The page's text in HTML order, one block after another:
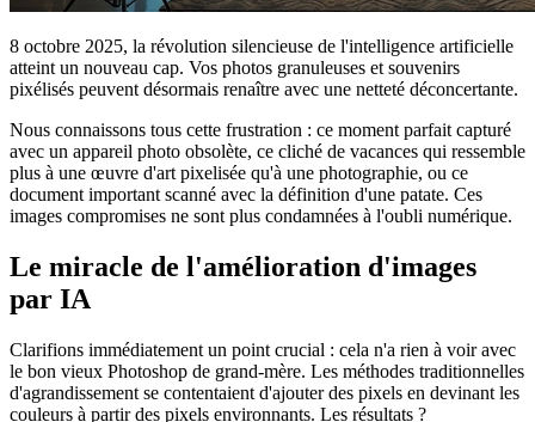
8 octobre 2025, la révolution silencieuse de l'intelligence artificielle
atteint un nouveau cap. Vos photos granuleuses et souvenirs
pixélisés peuvent désormais renaître avec une netteté déconcertante.
Nous connaissons tous cette frustration : ce moment parfait capturé
avec un appareil photo obsolète, ce cliché de vacances qui ressemble
plus à une œuvre d'art pixelisée qu'à une photographie, ou ce
document important scanné avec la définition d'une patate. Ces
images compromises ne sont plus condamnées à l'oubli numérique.
Le miracle de l'amélioration d'images
par IA
Clarifions immédiatement un point crucial : cela n'a rien à voir avec
le bon vieux Photoshop de grand-mère. Les méthodes traditionnelles
d'agrandissement se contentaient d'ajouter des pixels en devinant les
couleurs à partir des pixels environnants. Les résultats ?